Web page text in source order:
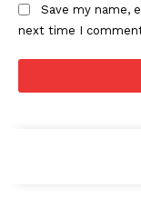
AREEINTERNE
Save my name,
next time I